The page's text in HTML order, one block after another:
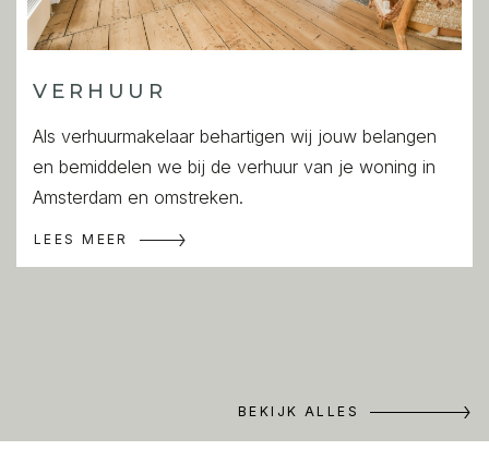
VERHUUR
Als verhuurmakelaar behartigen wij jouw belangen
en bemiddelen we bij de verhuur van je woning in
Amsterdam en omstreken.
LEES MEER
BEKIJK ALLES